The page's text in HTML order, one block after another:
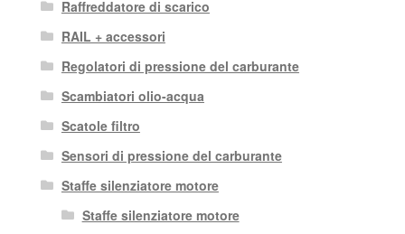
Raffreddatore di scarico
RAIL + accessori
Regolatori di pressione del carburante
Scambiatori olio-acqua
Scatole filtro
Sensori di pressione del carburante
Staffe silenziatore motore
Staffe silenziatore motore